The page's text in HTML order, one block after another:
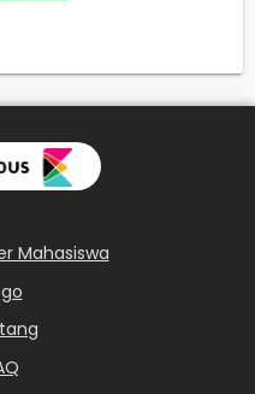
Mahasiswa